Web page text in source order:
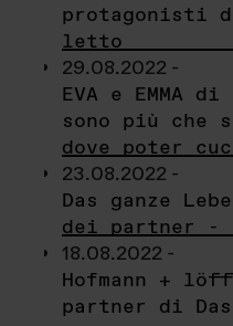
protagonisti
letto
29.08.2022 -
EVA e EMMA
sono più che
dove poter
23.08.2022 -
Das ganze
dei partner -
18.08.2022 -
Hofmann +
partner di Das